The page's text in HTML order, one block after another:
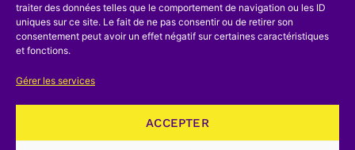
traiter des données telles que le comportement de navigation ou les ID
uniques sur ce site. Le fait de ne pas consentir ou de retirer son
consentement peut avoir un effet négatif sur certaines caractéristiques
et fonctions.
Gérer les services
ACCEPTER